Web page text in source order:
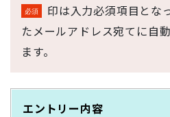
印は入力必須項目とな
たメールアドレス宛てに自
ます。
エントリー内容